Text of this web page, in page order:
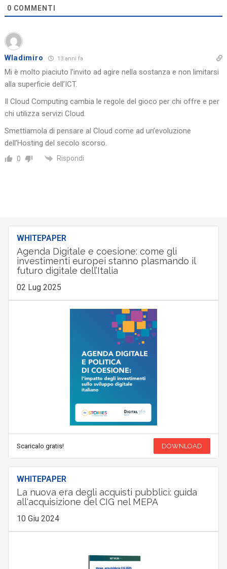
0 COMMENTI
Wladimiro 13 anni fa
Mi è molto piaciuto l’invito ad agire nella sostanza e non limitarsi
alla superficie dell’ICT.
Il Cloud Computing cambia le regole del gioco per chi offre e per
chi utilizza servizi Cloud.
Smettiamola di pensare al Cloud come ad un’evoluzione
dell’Hosting del secolo scorso.
0 Rispondi
WHITEPAPER
Agenda Digitale e coesione: come gli
investimenti europei stanno plasmando il
futuro digitale dell’Italia
02 Lug 2025
Scaricalo gratis! DOWNLOAD
WHITEPAPER
La nuova era degli acquisti pubblici: guida
all'acquisizione del CIG nel MEPA
10 Giu 2024